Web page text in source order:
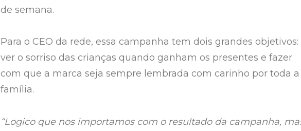
de semana.
Para o CEO da rede, essa campanha tem dois grandes objetivos:
ver o sorriso das crianças quando ganham os presentes e fazer
com que a marca seja sempre lembrada com carinho por toda a
família.
“Logico que nos importamos com o resultado da campanha,